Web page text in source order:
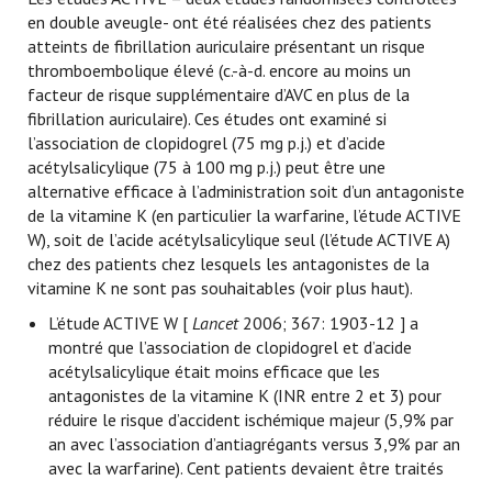
en double aveugle- ont été réalisées chez des patients
atteints de fibrillation auriculaire présentant un risque
thromboembolique élevé (c.-à-d. encore au moins un
facteur de risque supplémentaire d’AVC en plus de la
fibrillation auriculaire). Ces études ont examiné si
l’association de clopidogrel (75 mg p.j.) et d’acide
acétylsalicylique (75 à 100 mg p.j.) peut être une
alternative efficace à l’administration soit d’un antagoniste
de la vitamine K (en particulier la warfarine, l’étude ACTIVE
W), soit de l’acide acétylsalicylique seul (l’étude ACTIVE A)
chez des patients chez lesquels les antagonistes de la
vitamine K ne sont pas souhaitables (voir plus haut).
L’étude ACTIVE W [Lancet2006; 367: 1903-12 ] a
montré que l’association de clopidogrel et d’acide
acétylsalicylique était moins efficace que les
antagonistes de la vitamine K (INR entre 2 et 3) pour
réduire le risque d’accident ischémique majeur (5,9% par
an avec l’association d’antiagrégants versus 3,9% par an
avec la warfarine). Cent patients devaient être traités